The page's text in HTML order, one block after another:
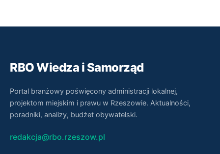
RBO Wiedza i Samorząd
Portal branżowy poświęcony administracji lokalnej,
projektom miejskim i prawu w Rzeszowie. Aktualności,
poradniki, analizy, budżet obywatelski.
redakcja@rbo.rzeszow.pl